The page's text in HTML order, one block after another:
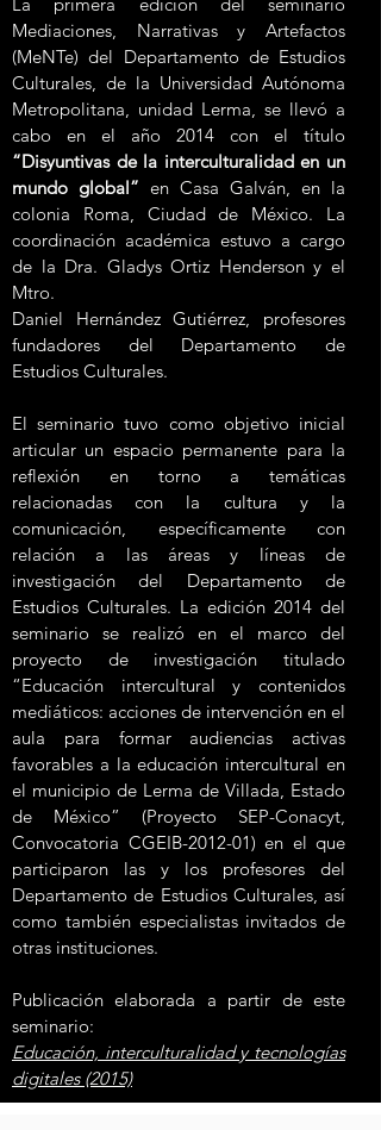
Mediaciones, Narrativas y Artefactos
(MeNTe) del Departamento de Estudios
Culturales, de la Universidad Autónoma
Metropolitana, unidad Lerma, se llevó a
cabo en el año 2014 con el título
“Disyuntivas de la interculturalidad en un
mundo global” en Casa Galván, en la
colonia Roma, Ciudad de México. La
coordinación académica estuvo a cargo
de la Dra. Gladys Ortiz Henderson y el
Mtro.
Daniel Hernández Gutiérrez, profesores
fundadores del Departamento de
Estudios Culturales.
El seminario tuvo como objetivo inicial
articular un espacio permanente para la
reflexión en torno a temáticas
relacionadas con la cultura y la
comunicación, específicamente con
relación a las áreas y líneas de
investigación del Departamento de
Estudios Culturales. La edición 2014 del
seminario se realizó en el marco del
proyecto de investigación titulado
“Educación intercultural y contenidos
mediáticos: acciones de intervención en el
aula para formar audiencias activas
favorables a la educación intercultural en
el municipio de Lerma de Villada, Estado
de México” (Proyecto SEP-Conacyt,
Convocatoria CGEIB-2012-01) en el que
participaron las y los profesores del
Departamento de Estudios Culturales, así
como también especialistas invitados de
otras instituciones.
Publicación elaborada a partir de este
seminario:
Educación, interculturalidad y tecnologías
digitales (2015)